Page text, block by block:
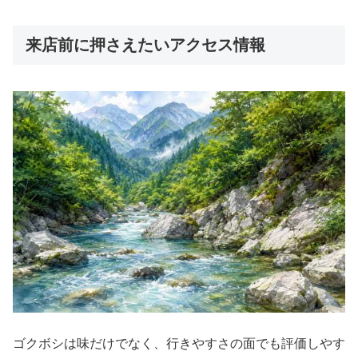
来店前に押さえたいアクセス情報
ゴクボシは味だけでなく、行きやすさの面でも評価しやす